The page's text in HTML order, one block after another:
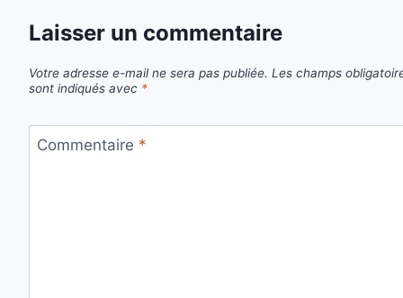
Laisser un commentaire
Votre adresse e-mail ne sera pas publiée. Les champs
sont indiqués avec *
Commentaire *